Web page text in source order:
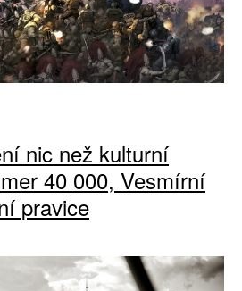
nic než kulturní
40 000, Vesmírní
pravice